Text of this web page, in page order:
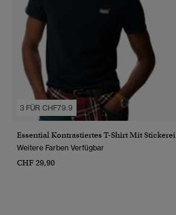
3 FÜR CHF79.9
Essential Kontrastiertes T-Shirt Mit Stickerei
Weitere Farben Verfügbar
CHF 29,90